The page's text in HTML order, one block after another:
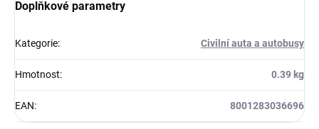
Doplňkové parametry
Kategorie: Civilní auta a autobusy
Hmotnost: 0.39 kg
EAN: 8001283036696